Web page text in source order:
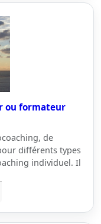
ou formateur
de
différents types
individuel. Il